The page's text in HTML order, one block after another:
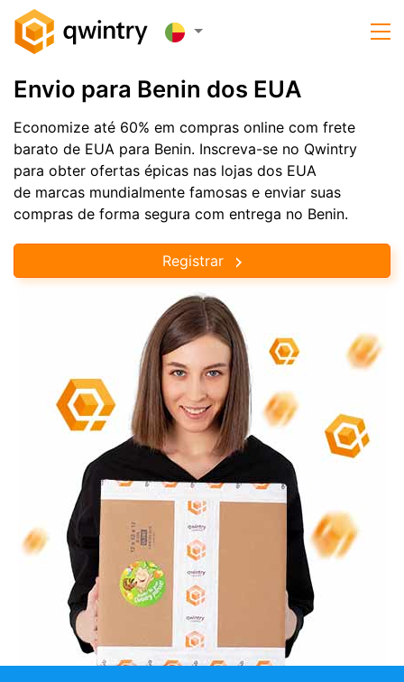
Envio para Benin dos EUA
Economize até 60% em compras online com frete
barato de EUA para Benin. Inscreva-se no Qwintry
para obter ofertas épicas nas lojas dos EUA
de marcas mundialmente famosas e enviar suas
compras de forma segura com entrega no Benin.
Registrar